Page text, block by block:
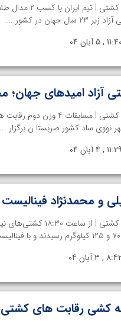
23 سال جهان در کشور ...
11:40 , 5 آبان 04
آزاد امیدهای جهان؛
نووی ساد کشور صربستا ن برگزار ...
11:29 , 4 آبان 04
و محمدنژاد
خانه کشتی | از
, 3 آبان 04
رقابت های کشتی آزاد زیر ۲۳ سال